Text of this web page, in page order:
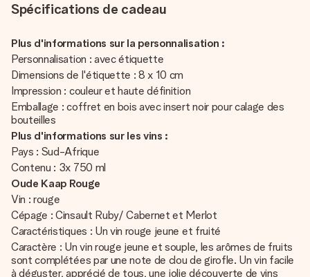
Spécifications de cadeau
Plus d'informations sur la personnalisation :
Personnalisation : avec étiquette
Dimensions de l'étiquette : 8 x 10 cm
Impression : couleur et haute définition
Emballage : coffret en bois avec insert noir pour calage des
bouteilles
Plus d'informations sur les vins :
Pays : Sud-Afrique
Contenu : 3x 750 ml
Oude Kaap Rouge
Vin : rouge
Cépage : Cinsault Ruby/ Cabernet et Merlot
Caractéristiques : Un vin rouge jeune et fruité
Caractère : Un vin rouge jeune et souple, les arômes de fruits
sont complétées par une note de clou de girofle. Un vin facile
à déguster, apprécié de tous, une jolie découverte de vins